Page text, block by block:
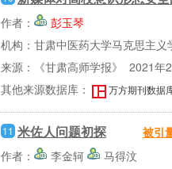
作者：
彭玉琴
机构：甘肃中医药大学马克思主义
来源：《甘肃高师学报》 2021年
其他来源数据库：
万方期刊数据
11 米佐人问题初探 被引
作者：
李金轲
马得汶